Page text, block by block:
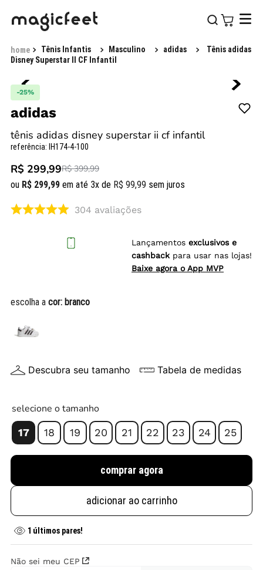
Tênis Infantis Masculino adidas
Tênis adidas
Disney Superstar II CF Infantil
-25%
adidas
tênis adidas disney superstar ii cf infantil
referência: IH174-4-100
R$ 299,99R$ 399,99
ou R$ 299,99 em até 3x de R$ 99,99 sem juros
304 avaliações
Lançamentos exclusivos e
cashback para usar nas lojas!
Baixe agora o App MVP
escolha a cor: branco
Descubra seu tamanho Tabela de medidas
selecione o tamanho
17 18 19 20 21 22 23 24 25
comprar agora
adicionar ao carrinho
1 últimos pares!
Não sei meu CEP